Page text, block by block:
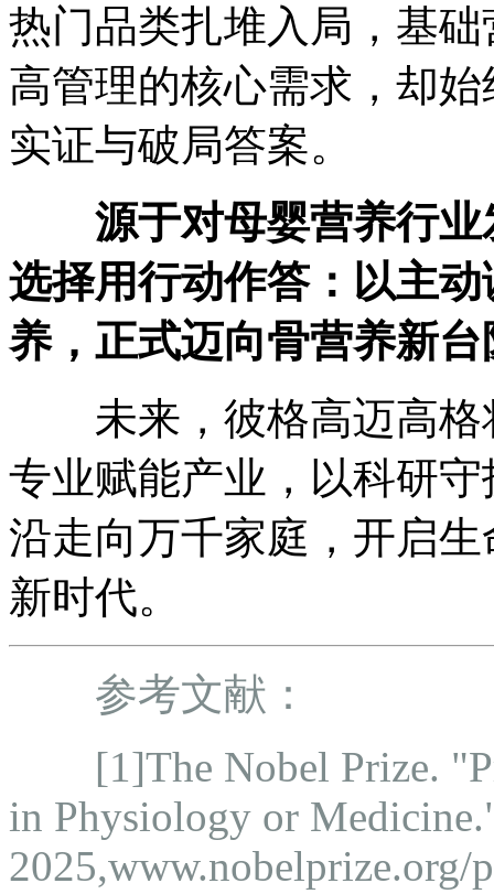
热门品类扎堆入局，基
高管理的核心需求，却
实证与破局答案。
源于对母婴营养行
选择用行动作答：以主
养，正式迈向骨营养新台
未来，彼格高迈高格
专业赋能产业，以科研
沿走向万千家庭，开启
新时代。
参考文献：
[1]The Nobel Prize.
in Physiology or
2025,www.nobelprize.org/